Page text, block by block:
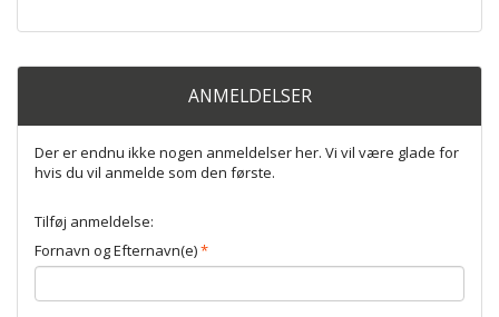
ANMELDELSER
Der er endnu ikke nogen anmeldelser her. Vi vil være glade for
hvis du vil anmelde som den første.
Tilføj anmeldelse:
Fornavn og Efternavn(e)